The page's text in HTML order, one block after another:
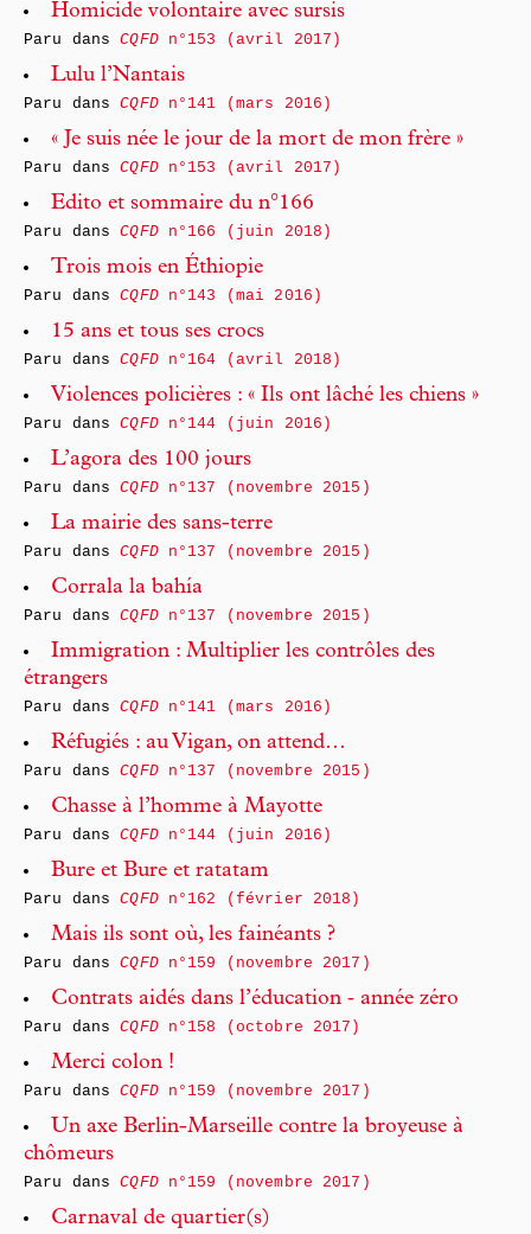
Homicide volontaire avec sursis
Paru dansCQFDn°153 (avril 2017)
Lulu l’Nantais
Paru dansCQFDn°141 (mars 2016)
« Je suis née le jour de la mort de mon frère »
Paru dansCQFDn°153 (avril 2017)
Edito et sommaire du n°166
Paru dansCQFDn°166 (juin 2018)
Trois mois en Éthiopie
Paru dansCQFDn°143 (mai 2016)
15 ans et tous ses crocs
Paru dansCQFDn°164 (avril 2018)
Violences policières : « Ils ont lâché les chiens »
Paru dansCQFDn°144 (juin 2016)
L’agora des 100 jours
Paru dansCQFDn°137 (novembre 2015)
La mairie des sans-terre
Paru dansCQFDn°137 (novembre 2015)
Corrala la bahía
Paru dansCQFDn°137 (novembre 2015)
Immigration : Multiplier les contrôles des
étrangers
Paru dansCQFDn°141 (mars 2016)
Réfugiés : au Vigan, on attend…
Paru dansCQFDn°137 (novembre 2015)
Chasse à l’homme à Mayotte
Paru dansCQFDn°144 (juin 2016)
Bure et Bure et ratatam
Paru dansCQFDn°162 (février 2018)
Mais ils sont où, les fainéants ?
Paru dansCQFDn°159 (novembre 2017)
Contrats aidés dans l’éducation ‑­ année zéro
Paru dansCQFDn°158 (octobre 2017)
Merci colon !
Paru dansCQFDn°159 (novembre 2017)
Un axe Berlin-Marseille contre la broyeuse à
chômeurs
Paru dansCQFDn°159 (novembre 2017)
Carnaval de quartier(s)